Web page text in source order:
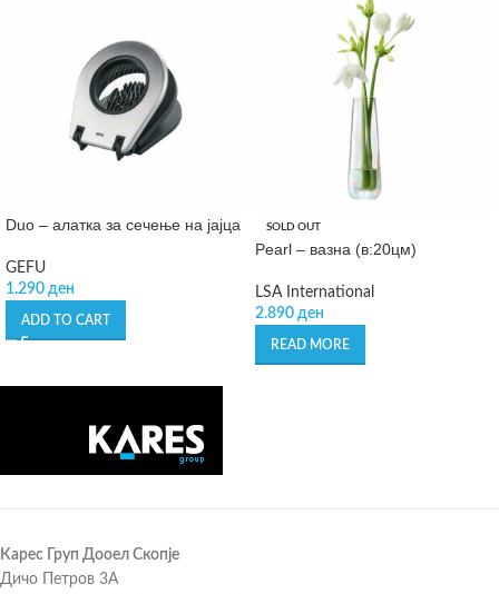
Duo – алатка за сечење на јајца
GEFU
1.290 ден
ADD TO CART
SOLD OUT
Pearl – вазна (в:20цм)
LSA International
2.890 ден
READ MORE
Карес Груп Дооел Скопје
Дичо Петров 3А